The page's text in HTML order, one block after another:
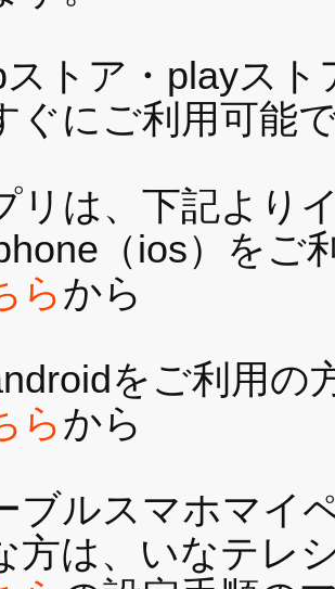
ストア・playス
ぐにご利用可能
リは、下記より
（ios）をご
らから
をご利用の
らから
ブルスマホマイ
方は、いなテレ